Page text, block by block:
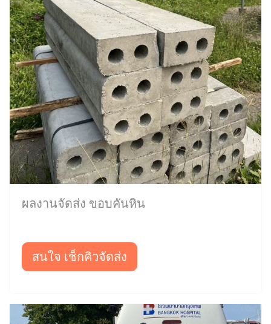
ผลงานจัดส่ง ขอบคันหิน
สนใจ เช็กคิวจัดส่ง